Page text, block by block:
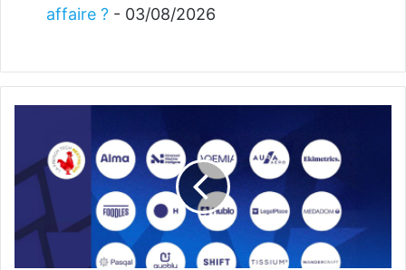
affaire ? - 03/08/2026